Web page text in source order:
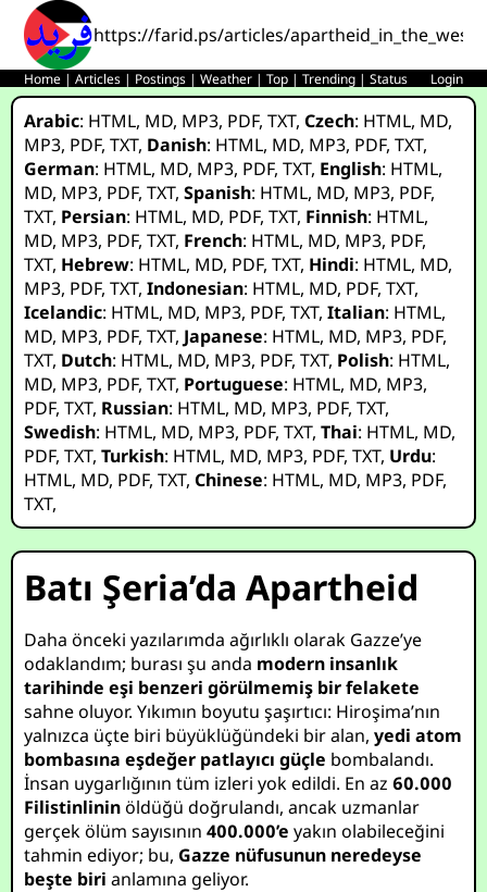
https://farid.ps/articles/
Home |Articles | Postings |Weather |Top |Trending |Status Login
Arabic: HTML, MD, MP3, PDF,TXT,Czech: HTML, MD,
MP3, PDF,TXT, Danish: HTML, MD, MP3, PDF,TXT,
German: HTML, MD, MP3, PDF,TXT, English: HTML,
MD, MP3, PDF,TXT,Spanish: HTML, MD, MP3, PDF,
TXT, Persian: HTML, MD, PDF,TXT, Finnish: HTML,
MD, MP3, PDF,TXT, French: HTML, MD, MP3, PDF,
TXT, Hebrew: HTML, MD, PDF,TXT, Hindi: HTML, MD,
MP3, PDF,TXT,Indonesian: HTML, MD, PDF,TXT,
Icelandic: HTML, MD, MP3, PDF,TXT,Italian: HTML,
MD, MP3, PDF,TXT, Japanese: HTML, MD, MP3, PDF,
TXT, Dutch: HTML, MD, MP3, PDF,TXT, Polish: HTML,
MD, MP3, PDF,TXT, Portuguese: HTML, MD, MP3,
PDF,TXT, Russian: HTML, MD, MP3, PDF,TXT,
Swedish: HTML, MD, MP3, PDF,TXT,Thai: HTML, MD,
PDF,TXT,Turkish: HTML, MD, MP3, PDF,TXT, Urdu:
HTML, MD, PDF,TXT,Chinese: HTML, MD, MP3, PDF,
TXT,
Batı Şeria’da Apartheid
Daha önceki yazılarımda ağırlıklı olarak Gazze’ye
odaklandım; burası şu anda modern insanlık
tarihinde eşi benzeri görülmemiş bir felakete
sahne oluyor. Yıkımın boyutu şaşırtıcı: Hiroşima’nın
yalnızca üçte biri büyüklüğündeki bir alan,yedi atom
bombasına eşdeğer patlayıcı güçle bombalandı.
İnsan uygarlığının tüm izleri yok edildi. En az60.000
Filistinlininöldüğü doğrulandı, ancak uzmanlar
gerçek ölüm sayısının400.000’e yakın olabileceğini
tahmin ediyor; bu, Gazze nüfusunun neredeyse
beşte biri anlamına geliyor.